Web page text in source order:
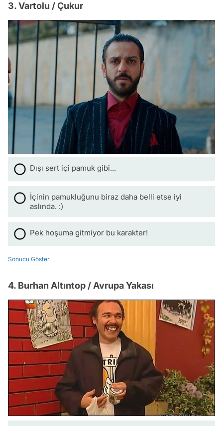
3. Vartolu / Çukur
Dışı sert içi pamuk gibi...
İçinin pamukluğunu biraz daha belli etse iyi
aslında. :)
Pek hoşuma gitmiyor bu karakter!
Sonucu Göster
4. Burhan Altıntop / Avrupa Yakası